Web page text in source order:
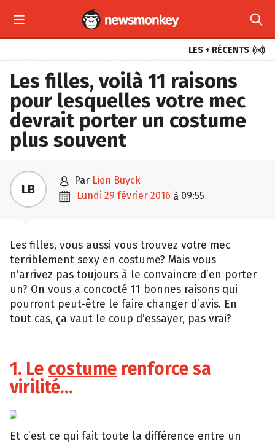
 
LES + RÉCENTS 
Les filles, voilà 11 raisons
pour lesquelles votre mec
devrait porter un costume
plus souvent
LB  par Lien Buyck
 lundi 29 février 2016 à 09:55
Les filles, vous aussi vous trouvez votre mec
terriblement sexy en costume? Mais vous
n’arrivez pas toujours à le convaincre d’en porter
un? On vous a concocté 11 bonnes raisons qui
pourront peut-être le faire changer d’avis. En
tout cas, ça vaut le coup d’essayer, pas vrai?
1. Le costume renforce sa
virilité…
Tumblr
Et c’est ce qui fait toute la différence entre un